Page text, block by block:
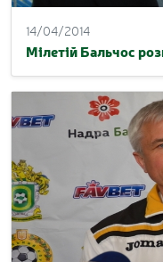
14/04/2014
Мілетій Бальчос